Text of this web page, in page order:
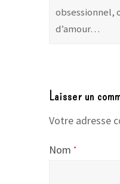
obsessionnel,
d’amour…
Laisser un
Votre adresse
Nom *